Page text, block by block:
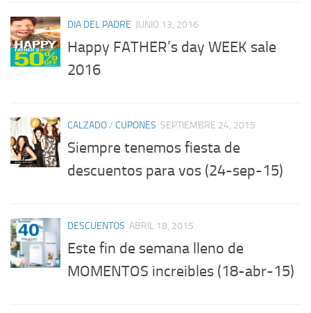
DIA DEL PADRE JUNIO 13, 2016
Happy FATHER’s day WEEK sale
2016
CALZADO/ CUPONES SEPTIEMBRE 24, 2015
Siempre tenemos fiesta de
descuentos para vos (24-sep-15)
DESCUENTOS ABRIL 18, 2015
Este fin de semana lleno de
MOMENTOS increibles (18-abr-15)